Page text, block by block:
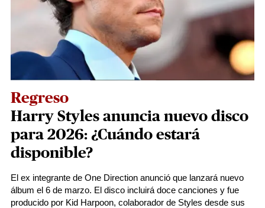
Regreso
Harry Styles anuncia nuevo disco
para 2026: ¿Cuándo estará
disponible?
El ex integrante de One Direction anunció que lanzará nuevo
álbum el 6 de marzo. El disco incluirá doce canciones y fue
producido por Kid Harpoon, colaborador de Styles desde sus